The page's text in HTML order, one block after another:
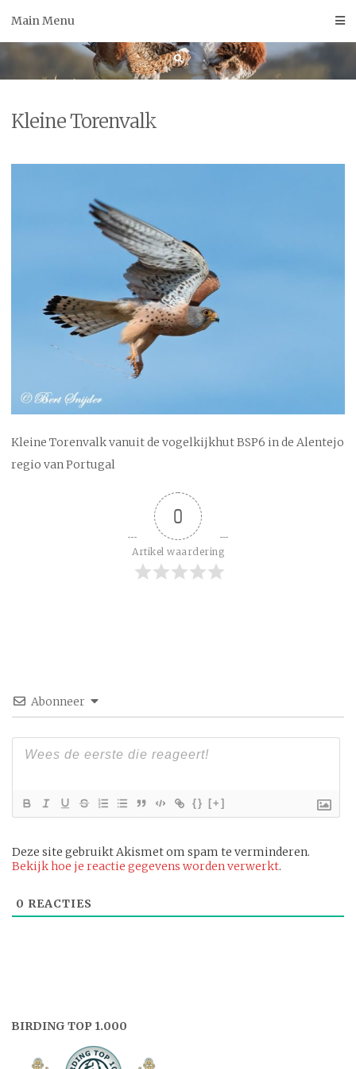
Main Menu
Kleine Torenvalk
Kleine Torenvalk vanuit de vogelkijkhut BSP6 in de Alentejo
regio van Portugal
0
Artikel waardering
Abonneer
{} [+]
Deze site gebruikt Akismet om spam te verminderen.
Bekijk hoe je reactie gegevens worden verwerkt.
0 REACTIES
BIRDING TOP 1.000